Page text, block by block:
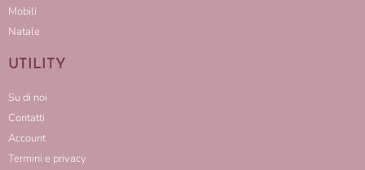
Mobili
Natale
UTILITY
Su di noi
Contatti
Account
Termini e privacy